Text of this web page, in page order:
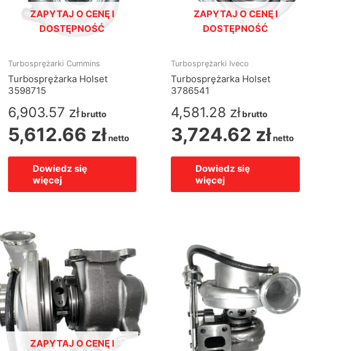
ZAPYTAJ O CENĘ I
DOSTĘPNOŚĆ
Turbosprężarki Cummins
Turbosprężarka Holset
3598715
6,903.57 zł brutto
5,612.66 zł netto
Dowiedz się
więcej
ZAPYTAJ O CENĘ I
DOSTĘPNOŚĆ
Turbosprężarki Iveco
Turbosprężarka Holset
3786541
4,581.28 złbrutto
3,724.62 złnetto
Dowiedz się
więcej
ZAPYTAJ O CENĘ I